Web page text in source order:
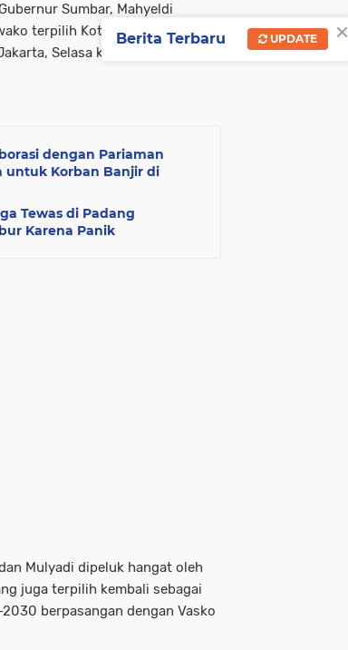
Sumbar, Mahyeldi
terpilih Kota Pariaman, Yota
Selasa kemarin siang.
dengan Pariaman
untuk Korban Banjir di
Tewas di Padang
Karena Panik
Mulyadi dipeluk hangat oleh
juga terpilih kembali sebagai
berpasangan dengan Vasko
×
Berita Terbaru UPDATE